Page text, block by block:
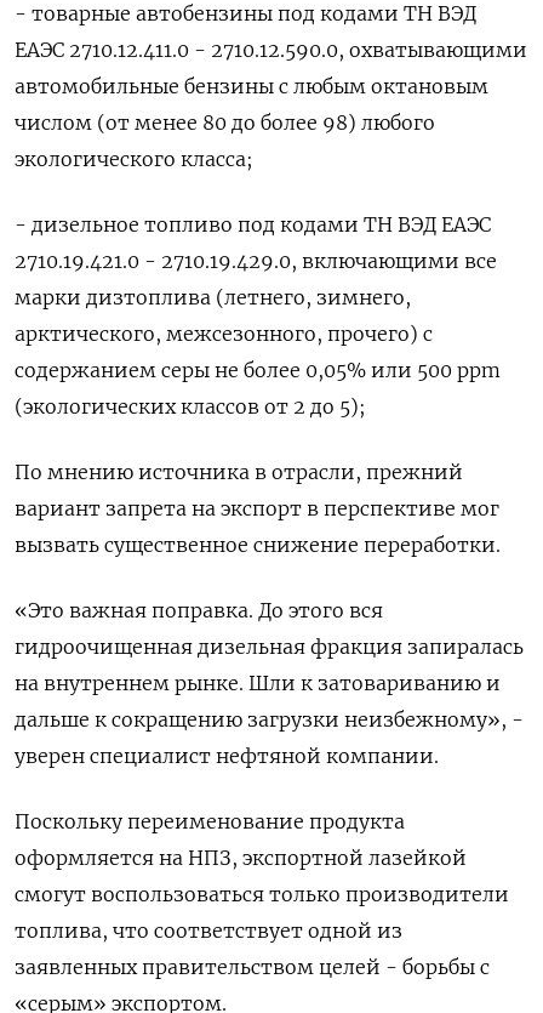
- товарные автобензины под кодами ТН ВЭД
ЕАЭС 2710.12.411.0 - 2710.12.590.0, охватывающими
автомобильные бензины с любым октановым
числом (от менее 80 до более 98) любого
экологического класса;
- дизельное топливо под кодами ТН ВЭД ЕАЭС
2710.19.421.0 - 2710.19.429.0, включающими все
марки дизтоплива (летнего, зимнего,
арктического, межсезонного, прочего) с
содержанием серы не более 0,05% или 500 ppm
(экологических классов от 2 до 5);
По мнению источника в отрасли, прежний
вариант запрета на экспорт в перспективе мог
вызвать существенное снижение переработки.
«Это важная поправка. До этого вся
гидроочищенная дизельная фракция запиралась
на внутреннем рынке. Шли к затовариванию и
дальше к сокращению загрузки неизбежному», -
уверен специалист нефтяной компании.
Поскольку переименование продукта
оформляется на НПЗ, экспортной лазейкой
смогут воспользоваться только производители
топлива, что соответствует одной из
заявленных правительством целей - борьбы с
«серым» экспортом.